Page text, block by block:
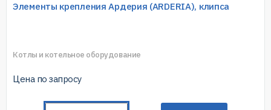
Элементы крепления Ардерия (ARDERIA), клипса
Котлы и котельное оборудование
Цена по запросу